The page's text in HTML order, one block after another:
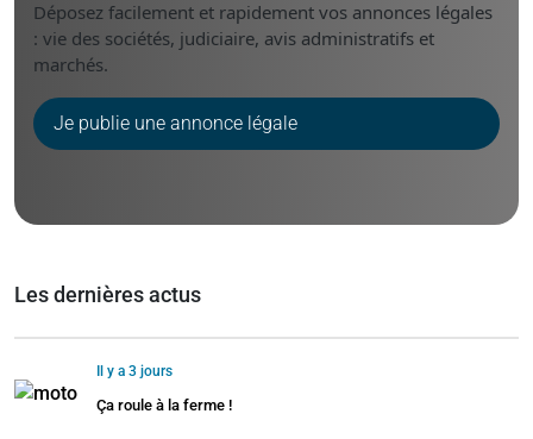
Déposez facilement et rapidement vos annonces légales
: vie des sociétés, judiciaire, avis administratifs et
marchés.
Je publie une annonce légale
Les dernières actus
Il y a 3 jours
Ça roule à la ferme !